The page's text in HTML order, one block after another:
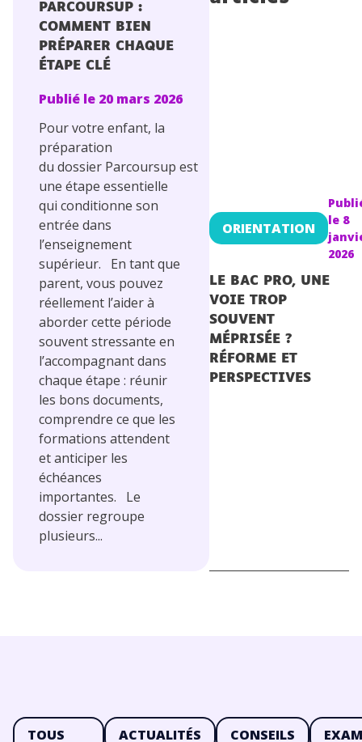
Conseils pour les parents
PARCOURSUP :
COMMENT BIEN
PRÉPARER CHAQUE
ÉTAPE CLÉ
Publié le 20 mars 2026
Pour votre enfant, la
préparation
du dossier Parcoursup est
une étape essentielle
qui conditionne son
entrée dans
l’enseignement
supérieur. En tant que
parent, vous pouvez
réellement l’aider à
aborder cette période
souvent stressante en
l’accompagnant dans
chaque étape : réunir
les bons documents,
comprendre ce que les
formations attendent
et anticiper les
échéances
importantes. Le
dossier regroupe
plusieurs...
LE BAC PRO, UNE
VOIE TROP
SOUVENT
MÉPRISÉE ?
RÉFORME ET
PERSPECTIVES
ORIENTATION
le 8
2026
TOUS
ACTUALITÉS CONSEILS